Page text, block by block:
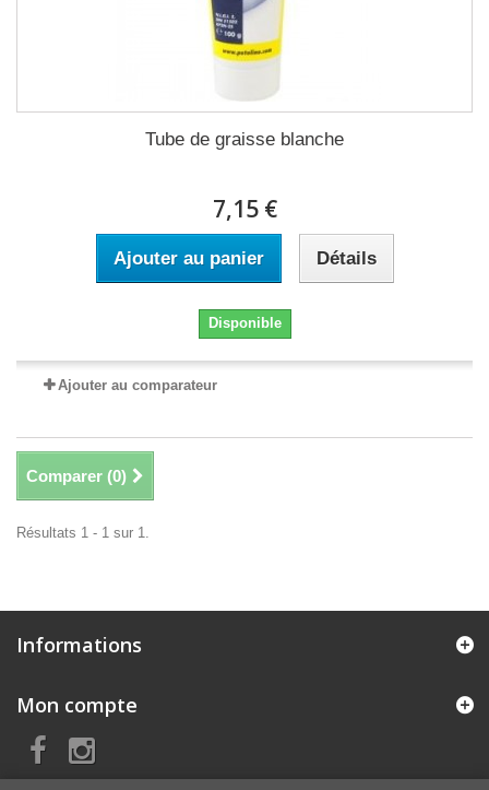
Tube de graisse blanche
7,15 €
Ajouter au panier Détails
Disponible
Ajouter au comparateur
Comparer (0)
Résultats 1 - 1 sur 1.
Informations
Mon compte